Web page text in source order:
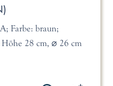
Farbe: braun;
28 cm, ⌀ 26 cm